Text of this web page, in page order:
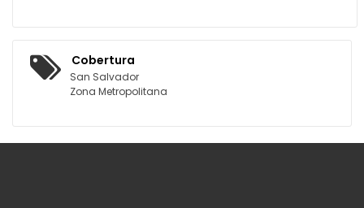
Cobertura
San Salvador
Zona Metropolitana